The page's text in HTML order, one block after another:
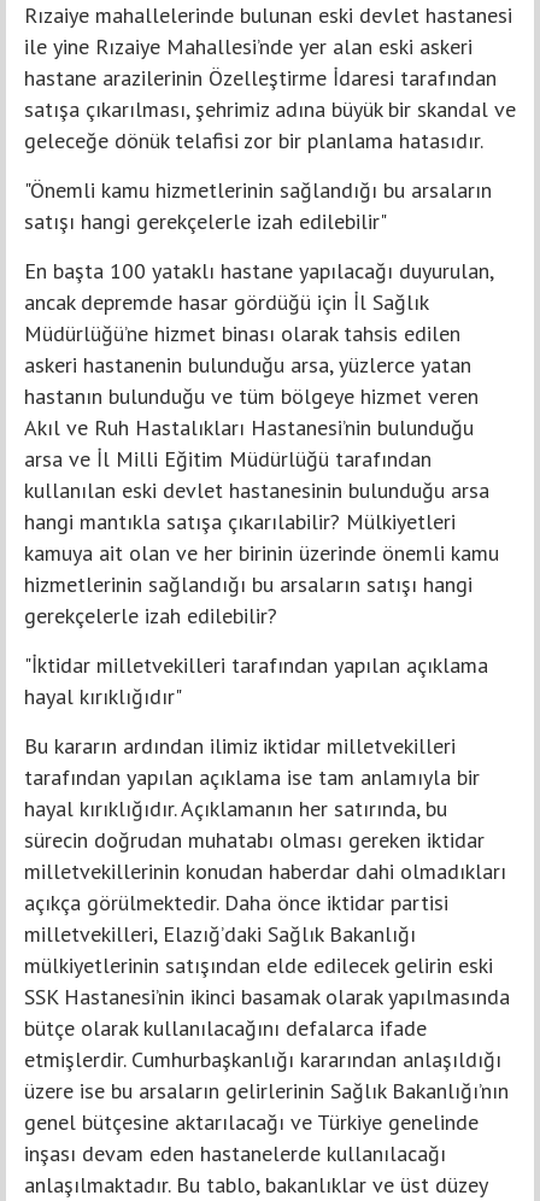
Rızaiye mahallelerinde bulunan eski devlet hastanesi
ile yine Rızaiye Mahallesi’nde yer alan eski askeri
hastane arazilerinin Özelleştirme İdaresi tarafından
satışa çıkarılması, şehrimiz adına büyük bir skandal ve
geleceğe dönük telafisi zor bir planlama hatasıdır.
"Önemli kamu hizmetlerinin sağlandığı bu arsaların
satışı hangi gerekçelerle izah edilebilir"
En başta 100 yataklı hastane yapılacağı duyurulan,
ancak depremde hasar gördüğü için İl Sağlık
Müdürlüğü’ne hizmet binası olarak tahsis edilen
askeri hastanenin bulunduğu arsa, yüzlerce yatan
hastanın bulunduğu ve tüm bölgeye hizmet veren
Akıl ve Ruh Hastalıkları Hastanesi’nin bulunduğu
arsa ve İl Milli Eğitim Müdürlüğü tarafından
kullanılan eski devlet hastanesinin bulunduğu arsa
hangi mantıkla satışa çıkarılabilir? Mülkiyetleri
kamuya ait olan ve her birinin üzerinde önemli kamu
hizmetlerinin sağlandığı bu arsaların satışı hangi
gerekçelerle izah edilebilir?
"İktidar milletvekilleri tarafından yapılan açıklama
hayal kırıklığıdır"
Bu kararın ardından ilimiz iktidar milletvekilleri
tarafından yapılan açıklama ise tam anlamıyla bir
hayal kırıklığıdır. Açıklamanın her satırında, bu
sürecin doğrudan muhatabı olması gereken iktidar
milletvekillerinin konudan haberdar dahi olmadıkları
açıkça görülmektedir. Daha önce iktidar partisi
milletvekilleri, Elazığ’daki Sağlık Bakanlığı
mülkiyetlerinin satışından elde edilecek gelirin eski
SSK Hastanesi’nin ikinci basamak olarak yapılmasında
bütçe olarak kullanılacağını defalarca ifade
etmişlerdir. Cumhurbaşkanlığı kararından anlaşıldığı
üzere ise bu arsaların gelirlerinin Sağlık Bakanlığı’nın
genel bütçesine aktarılacağı ve Türkiye genelinde
inşası devam eden hastanelerde kullanılacağı
anlaşılmaktadır. Bu tablo, bakanlıklar ve üst düzey